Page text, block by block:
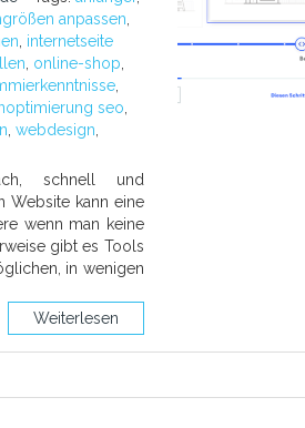
anpassen
internetseite
online-shop
seo
webdesign
schnell und
Website kann eine
wenn man keine
gibt es Tools
in wenigen
Weiterlesen